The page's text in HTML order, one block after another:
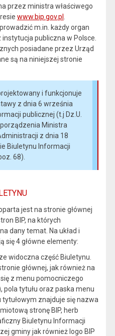
przez ministra właściwego
www.bip.gov.pl
m.in. każdy organ
publiczna w Polsce.
posiadane przez Urząd
są na niniejszej stronie
i funkcjonuje
z dnia 6 września
publicznej (t.j Dz.U.
Ministra
z dnia 18
Biuletynu Informacji
68).
jest na stronie głównej
BIP, na których
dany temat. Na układ i
się 4 główne elementy:
widoczna część Biuletynu.
głównej, jak również na
z menu pomocniczego
tytułu oraz paska menu
znajduje się nazwa
stronę BIP, herb
Biuletynu Informacji
gminy jak również logo BIP